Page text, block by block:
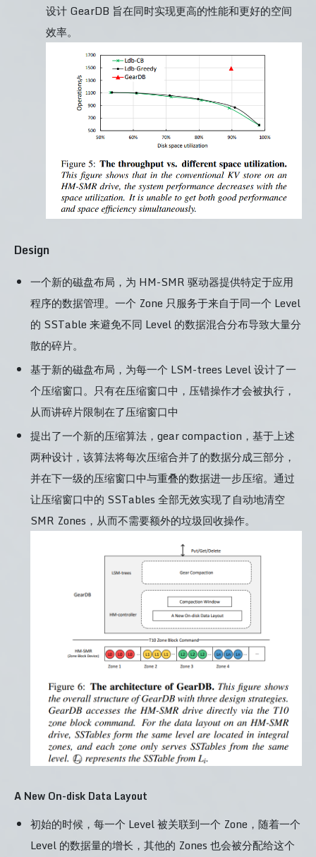
设计 GearDB 旨在同时实现更高的性能和更好的空间
效率。
Design
一个新的磁盘布局，为 HM-SMR 驱动器提供特定于应用
程序的数据管理。一个 Zone 只服务于来自于同一个 Level
的 SSTable 来避免不同 Level 的数据混合分布导致大量分
散的碎片。
基于新的磁盘布局，为每一个 LSM-trees Level 设计了一
个压缩窗口。只有在压缩窗口中，压错操作才会被执行，
从而讲碎片限制在了压缩窗口中
提出了一个新的压缩算法，gear compaction，基于上述
两种设计，该算法将每次压缩合并了的数据分成三部分，
并在下一级的压缩窗口中与重叠的数据进一步压缩。通过
让压缩窗口中的 SSTables 全部无效实现了自动地清空
SMR Zones，从而不需要额外的垃圾回收操作。
A New On-disk Data Layout
初始的时候，每一个 Level 被关联到一个 Zone，随着一个
Level 的数据量的增长，其他的 Zones 也会被分配给这个